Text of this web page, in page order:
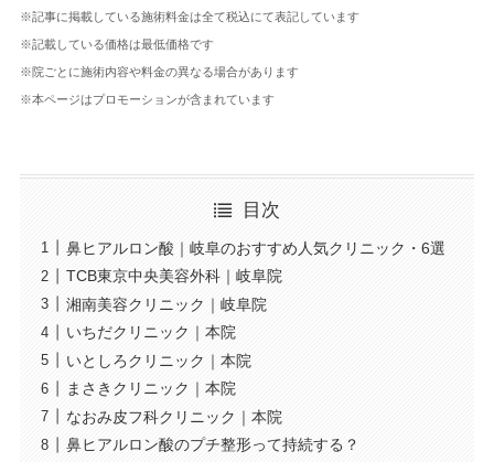
※記事に掲載している施術料金は全て税込にて表記しています
※記載している価格は最低価格です
※院ごとに施術内容や料金の異なる場合があります
※本ページはプロモーションが含まれています
目次
鼻ヒアルロン酸｜岐阜のおすすめ人気クリニック・6選
TCB東京中央美容外科｜岐阜院
湘南美容クリニック｜岐阜院
いちだクリニック｜本院
いとしろクリニック｜本院
まさきクリニック｜本院
なおみ皮フ科クリニック｜本院
鼻ヒアルロン酸のプチ整形って持続する？